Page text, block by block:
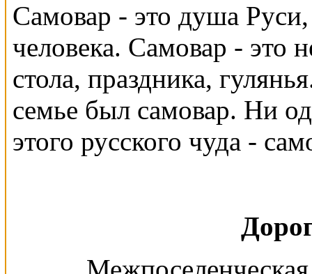
Самовар - это душа
человека. Самовар - это
стола, праздника,
семье был самовар. Ни
этого русского чуда -